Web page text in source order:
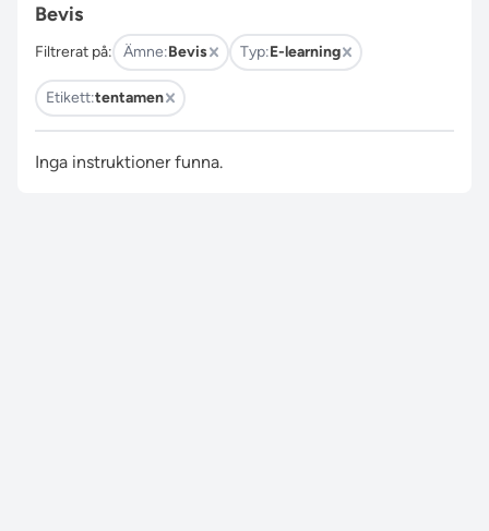
Bevis
Filtrerat på: Ämne:Bevis Typ:E-learning
Etikett:tentamen
Inga instruktioner funna.